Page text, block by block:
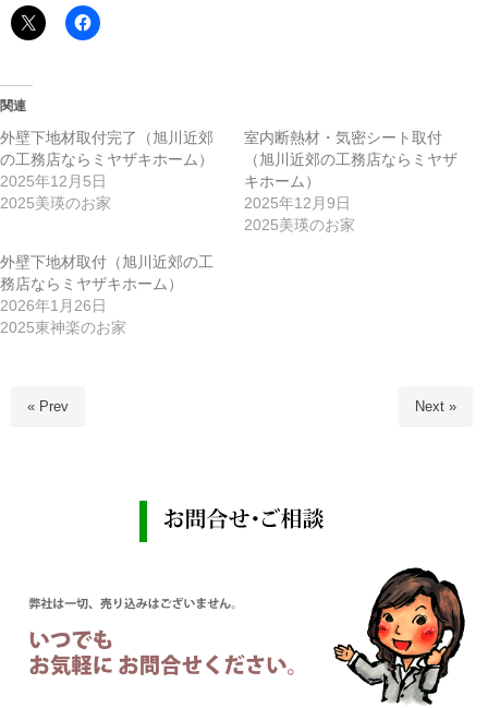
関連
外壁下地材取付完了（旭川近郊
の工務店ならミヤザキホーム）
2025年12月5日
2025美瑛のお家
室内断熱材・気密シート取付
（旭川近郊の工務店ならミヤザ
キホーム）
2025年12月9日
2025美瑛のお家
外壁下地材取付（旭川近郊の工
務店ならミヤザキホーム）
2026年1月26日
2025東神楽のお家
« Prev Next »